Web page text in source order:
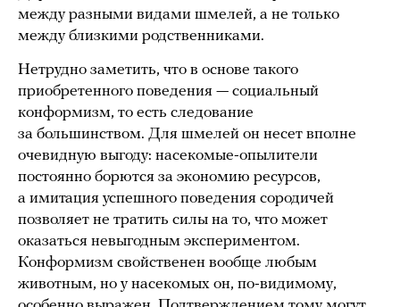
между разными видами шмелей, а не только
между близкими родственниками.
Нетрудно заметить, что в основе такого
приобретенного поведения — социальный
конформизм, то есть следование
за большинством. Для шмелей он несет вполне
очевидную выгоду: насекомые-опылители
постоянно борются за экономию ресурсов,
а имитация успешного поведения сородичей
позволяет не тратить силы на то, что может
оказаться невыгодным экспериментом.
Конформизм свойственен вообще любым
животным, но у насекомых он, по-видимому,